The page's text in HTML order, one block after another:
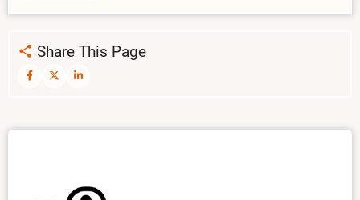
Share This Page